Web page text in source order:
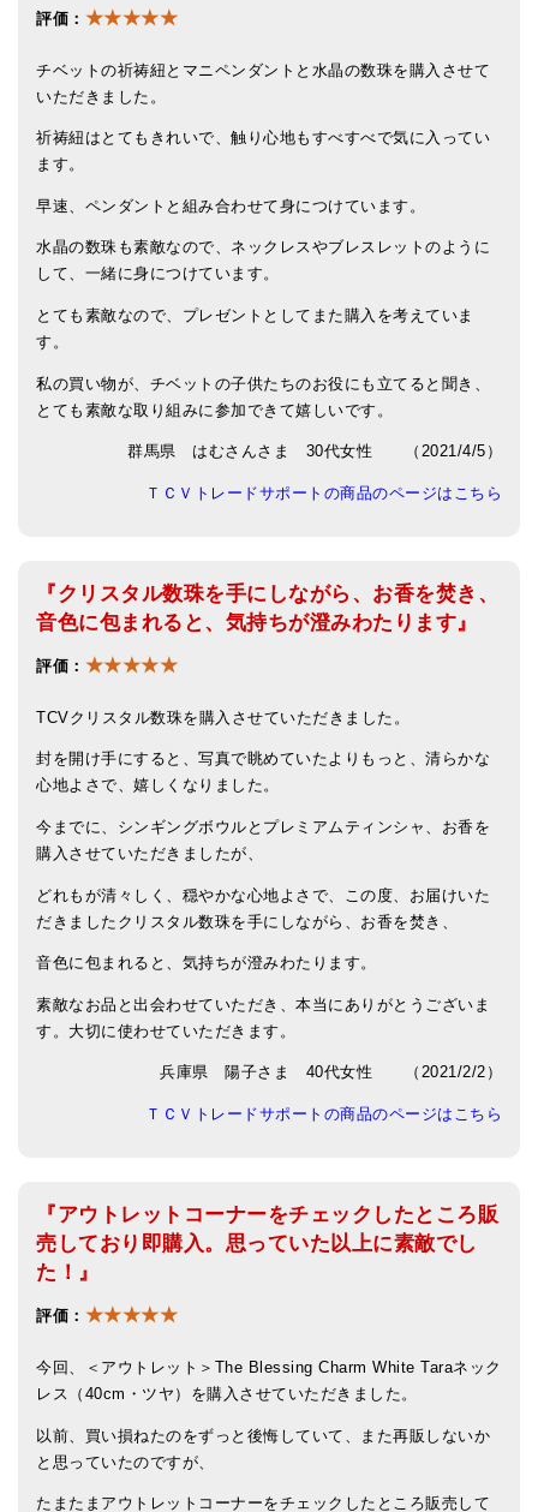
お客様の声
特商法の表記
評価： ★★★★★
チベットの祈祷紐とマニペンダントと水晶の数珠を購入させて
いただきました。
祈祷紐はとてもきれいで、触り心地もすべすべで気に入ってい
ます。
早速、ペンダントと組み合わせて身につけています。
水晶の数珠も素敵なので、ネックレスやブレスレットのように
して、一緒に身につけています。
とても素敵なので、プレゼントとしてまた購入を考えていま
す。
私の買い物が、チベットの子供たちのお役にも立てると聞き、
とても素敵な取り組みに参加できて嬉しいです。
群馬県 はむさんさま 30代女性 （2021/4/5）
ＴＣＶトレードサポートの商品のページはこちら
『クリスタル数珠を手にしながら、お香を焚き、
音色に包まれると、気持ちが澄みわたります』
評価： ★★★★★
TCVクリスタル数珠を購入させていただきました。
封を開け手にすると、写真で眺めていたよりもっと、清らかな
心地よさで、嬉しくなりました。
今までに、シンギングボウルとプレミアムティンシャ、お香を
購入させていただきましたが、
どれもが清々しく、穏やかな心地よさで、この度、お届けいた
だきましたクリスタル数珠を手にしながら、お香を焚き、
音色に包まれると、気持ちが澄みわたります。
素敵なお品と出会わせていただき、本当にありがとうございま
す。大切に使わせていただきます。
兵庫県 陽子さま 40代女性 （2021/2/2）
ＴＣＶトレードサポートの商品のページはこちら
『アウトレットコーナーをチェックしたところ販
売しており即購入。思っていた以上に素敵でし
た！』
評価： ★★★★★
今回、＜アウトレット＞The Blessing Charm White Taraネック
レス（40cm・ツヤ）を購入させていただきました。
以前、買い損ねたのをずっと後悔していて、また再販しないか
と思っていたのですが、
たまたまアウトレットコーナーをチェックしたところ販売して